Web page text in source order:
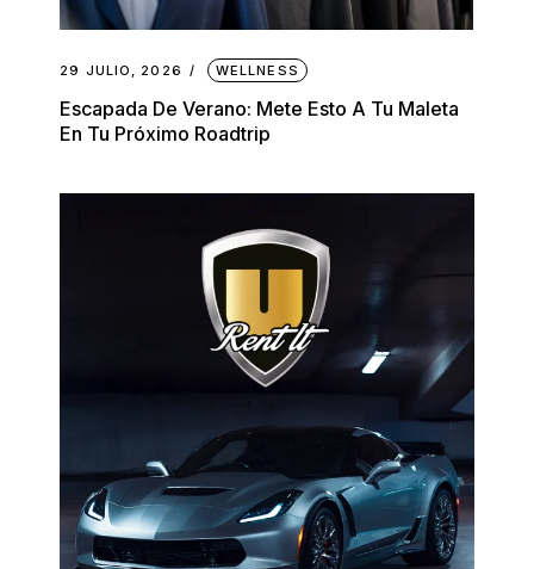
29 JULIO, 2026 WELLNESS
Escapada De Verano: Mete Esto A Tu Maleta
En Tu Próximo Roadtrip